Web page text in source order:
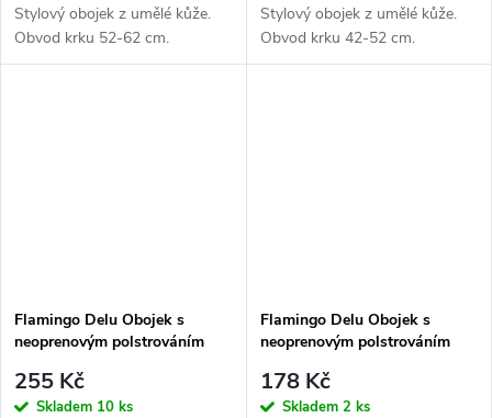
Stylový obojek z umělé kůže.
Obvod krku 52-62 cm.
Stylový obojek z umělé kůže.
Obvod krku 42-52 cm.
Flamingo Delu Obojek s
neoprenovým polstrováním
255 Kč
Skladem 10 ks
Flamingo Delu Obojek s
neoprenovým polstrováním
178 Kč
Skladem 2 ks